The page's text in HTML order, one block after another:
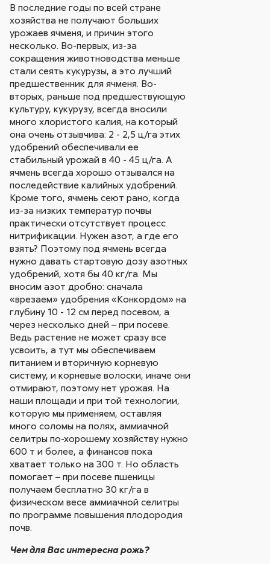
В последние годы по всей стране
хозяйства не получают больших
урожаев ячменя, и причин этого
несколько. Во-первых, из-за
сокращения животноводства меньше
стали сеять кукурузы, а это лучший
предшественник для ячменя. Во-
вторых, раньше под предшествующую
культуру, кукурузу, всегда вносили
много хлористого калия, на который
она очень отзывчива: 2 - 2,5 ц/га этих
удобрений обеспечивали ее
стабильный урожай в 40 - 45 ц/га. А
ячмень всегда хорошо отзывался на
последействие калийных удобрений.
Кроме того, ячмень сеют рано, когда
из-за низких температур почвы
практически отсутствует процесс
нитрификации. Нужен азот, а где его
взять? Поэтому под ячмень всегда
нужно давать стартовую дозу азотных
удобрений, хотя бы 40 кг/га. Мы
вносим азот дробно: сначала
«врезаем» удобрения «Конкордом» на
глубину 10 - 12 см перед посевом, а
через несколько дней – при посеве.
Ведь растение не может сразу все
усвоить, а тут мы обеспечиваем
питанием и вторичную корневую
систему, и корневые волоски, иначе они
отмирают, поэтому нет урожая. На
наши площади и при той технологии,
которую мы применяем, оставляя
много соломы на полях, аммиачной
селитры по-хорошему хозяйству нужно
600 т и более, а финансов пока
хватает только на 300 т. Но область
помогает – при посеве пшеницы
получаем бесплатно 30 кг/га в
физическом весе аммиачной селитры
по программе повышения плодородия
почв.
Чем для Вас интересна рожь?